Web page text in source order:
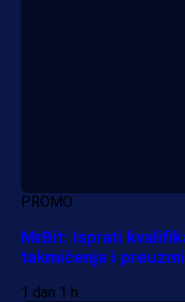
PROMO
MrBit: Isprati
takmičenja i
1 dan 1 h